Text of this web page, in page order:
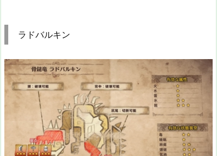
ラドバルキン